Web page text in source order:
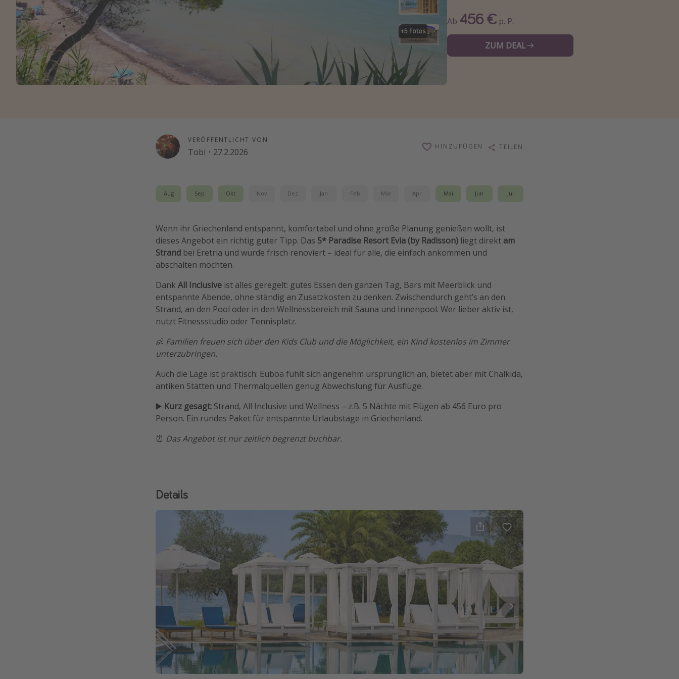
+5 Fotos
Ab 456 € p. P.
ZUM DEAL
VERÖFFENTLICHT VON
Tobi · 27.2.2026
HINZUFÜGEN TEILEN
Aug Sep Okt Nov Dez Jan Feb Mär Apr Mai Jun Jul
Wenn ihr Griechenland entspannt, komfortabel und ohne große Planung genießen wollt, ist
dieses Angebot ein richtig guter Tipp. Das 5* Paradise Resort Evia (by Radisson) liegt direkt am
Strand bei Eretria und wurde frisch renoviert – ideal für alle, die einfach ankommen und
abschalten möchten.
Dank All Inclusive ist alles geregelt: gutes Essen den ganzen Tag, Bars mit Meerblick und
entspannte Abende, ohne ständig an Zusatzkosten zu denken. Zwischendurch geht’s an den
Strand, an den Pool oder in den Wellnessbereich mit Sauna und Innenpool. Wer lieber aktiv ist,
nutzt Fitnessstudio oder Tennisplatz.
👶 Familien freuen sich über den Kids Club und die Möglichkeit, ein Kind kostenlos im Zimmer
unterzubringen.
Auch die Lage ist praktisch: Euböa fühlt sich angenehm ursprünglich an, bietet aber mit Chalkida,
antiken Stätten und Thermalquellen genug Abwechslung für Ausflüge.
▶️ Kurz gesagt: Strand, All Inclusive und Wellness – z.B. 5 Nächte mit Flügen ab 456 Euro pro
Person. Ein rundes Paket für entspannte Urlaubstage in Griechenland.
⏰ Das Angebot ist nur zeitlich begrenzt buchbar.
Details